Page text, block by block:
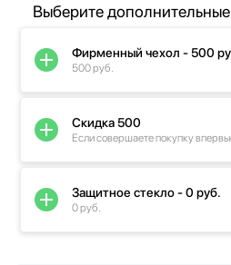
Выберите
Фирменный чехол - 500
500 руб.
Скидка 500
Если совершаете покупку
Защитное стекло - 0 руб.
0 руб.